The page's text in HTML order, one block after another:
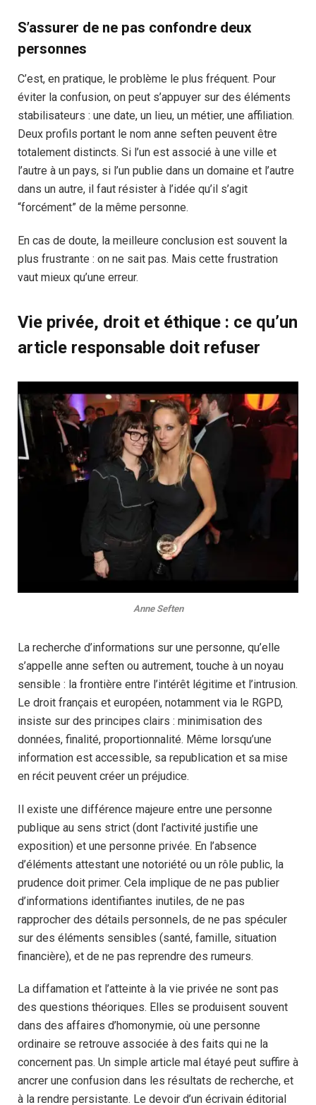
S’assurer de ne pas confondre deux
personnes
C’est, en pratique, le problème le plus fréquent. Pour
éviter la confusion, on peut s’appuyer sur des éléments
stabilisateurs : une date, un lieu, un métier, une affiliation.
Deux profils portant le nom anne seften peuvent être
totalement distincts. Si l’un est associé à une ville et
l’autre à un pays, si l’un publie dans un domaine et l’autre
dans un autre, il faut résister à l’idée qu’il s’agit
“forcément” de la même personne.
En cas de doute, la meilleure conclusion est souvent la
plus frustrante : on ne sait pas. Mais cette frustration
vaut mieux qu’une erreur.
Vie privée, droit et éthique : ce qu’un
article responsable doit refuser
Anne Seften
La recherche d’informations sur une personne, qu’elle
s’appelle anne seften ou autrement, touche à un noyau
sensible : la frontière entre l’intérêt légitime et l’intrusion.
Le droit français et européen, notamment via le RGPD,
insiste sur des principes clairs : minimisation des
données, finalité, proportionnalité. Même lorsqu’une
information est accessible, sa republication et sa mise
en récit peuvent créer un préjudice.
Il existe une différence majeure entre une personne
publique au sens strict (dont l’activité justifie une
exposition) et une personne privée. En l’absence
d’éléments attestant une notoriété ou un rôle public, la
prudence doit primer. Cela implique de ne pas publier
d’informations identifiantes inutiles, de ne pas
rapprocher des détails personnels, de ne pas spéculer
sur des éléments sensibles (santé, famille, situation
financière), et de ne pas reprendre des rumeurs.
La diffamation et l’atteinte à la vie privée ne sont pas
des questions théoriques. Elles se produisent souvent
dans des affaires d’homonymie, où une personne
ordinaire se retrouve associée à des faits qui ne la
concernent pas. Un simple article mal étayé peut suffire à
ancrer une confusion dans les résultats de recherche, et
à la rendre persistante. Le devoir d’un écrivain éditorial